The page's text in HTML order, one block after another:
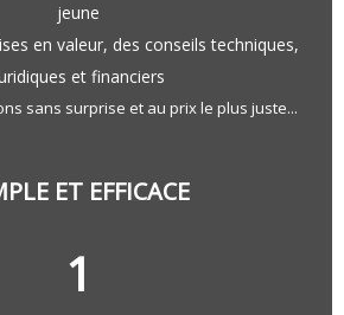
jeune
en valeur, des conseils techniques,
et financiers
sans surprise et au prix le plus juste...
ET EFFICACE
1